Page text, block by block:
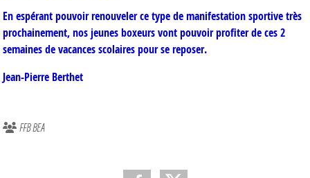
En espérant pouvoir renouveler ce type de manifestation sportive très
prochainement, nos jeunes boxeurs vont pouvoir profiter de ces 2
semaines de vacances scolaires pour se reposer.
Jean-Pierre Berthet
FFB BEA